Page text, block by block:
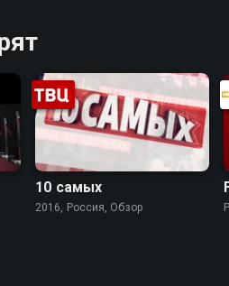
10 самых
2016, Россия, Обзор